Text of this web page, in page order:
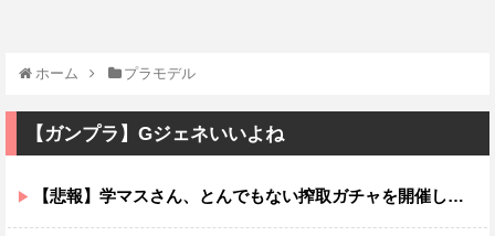
ホーム プラモデル
【ガンプラ】Gジェネいいよね
【悲報】学マスさん、とんでもない搾取ガチャを開催し大炎上する